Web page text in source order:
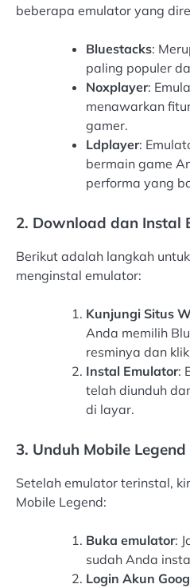
beberapa emulator yang
Bluestacks:
paling populer
Noxplayer:
menawarkan
gamer.
Ldplayer:
bermain game
performa yang
2. Download dan Instal
Berikut adalah langkah
menginstal emulator:
Kunjungi Situs
Anda memilih
resminya dan
Instal Emulator:
telah diunduh
di layar.
3. Unduh Mobile
Setelah emulator terinstal,
Mobile Legend:
Buka emulator:
sudah Anda
Login Akun